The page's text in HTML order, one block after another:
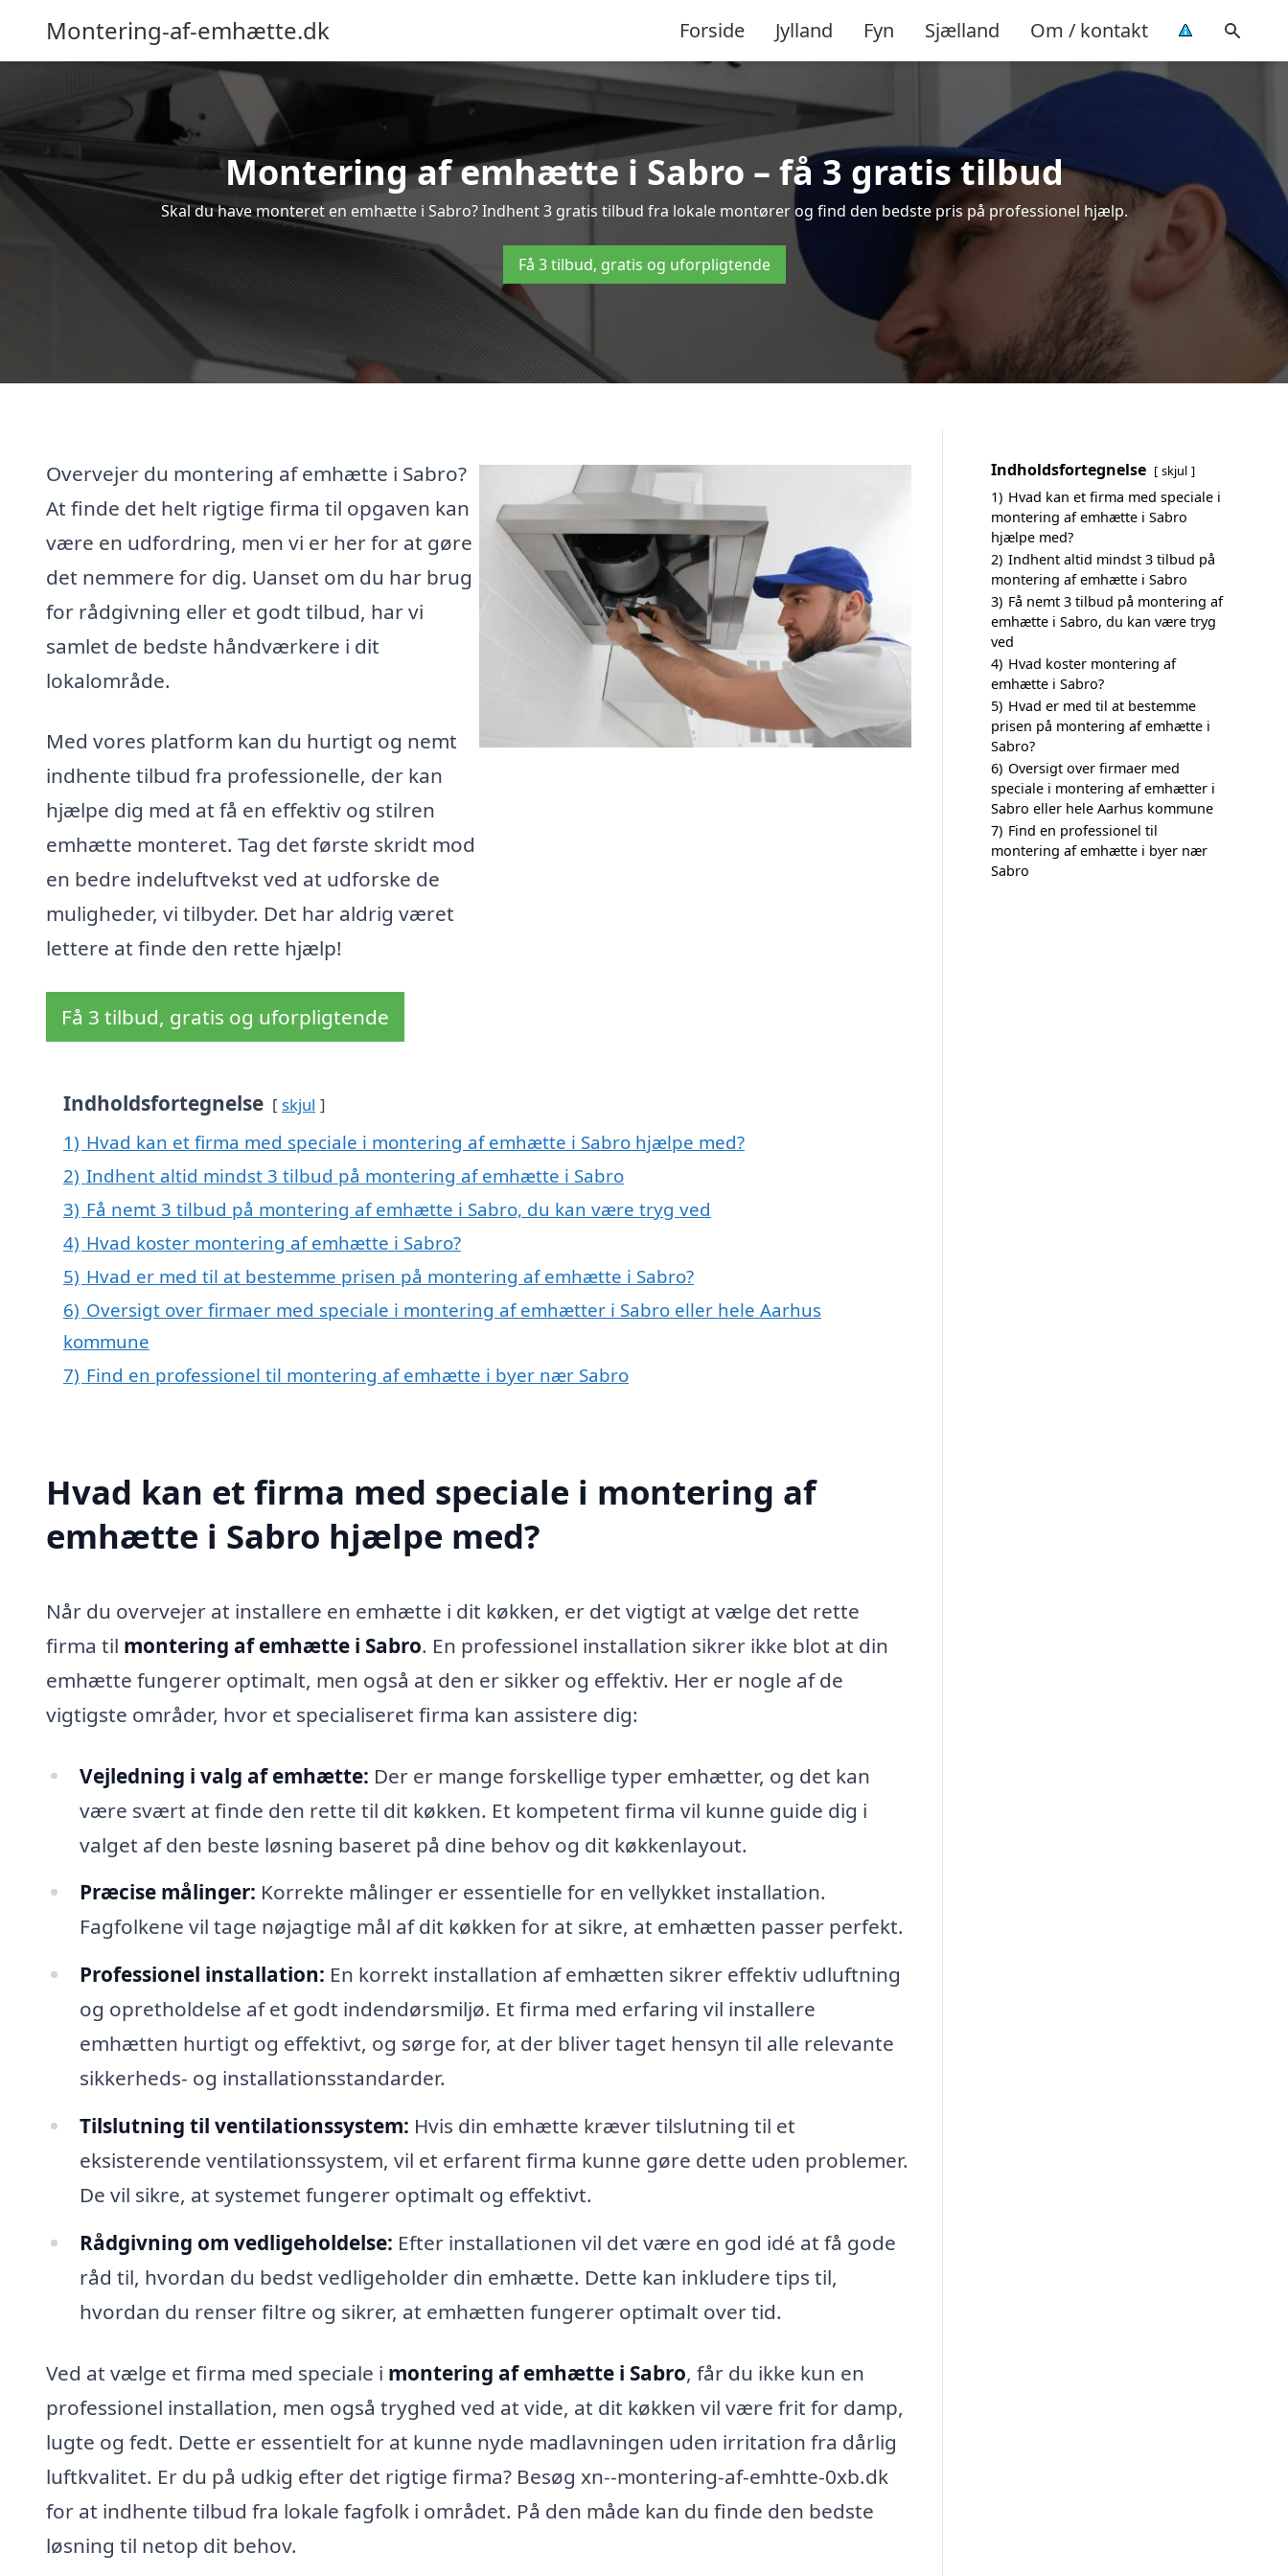
Montering-af-emhætte.dk Forside Jylland Fyn Sjælland Om / kontakt
Montering af emhætte i Sabro – få 3 gratis tilbud
Skal du have monteret en emhætte i Sabro? Indhent 3 gratis tilbud fra lokale montører og find den bedste pris på professionel hjælp.
Få 3 tilbud, gratis og uforpligtende
Overvejer du montering af emhætte i Sabro?
At finde det helt rigtige firma til opgaven kan
være en udfordring, men vi er her for at gøre
det nemmere for dig. Uanset om du har brug
for rådgivning eller et godt tilbud, har vi
samlet de bedste håndværkere i dit
lokalområde.
Med vores platform kan du hurtigt og nemt
indhente tilbud fra professionelle, der kan
hjælpe dig med at få en effektiv og stilren
emhætte monteret. Tag det første skridt mod
en bedre indeluftvekst ved at udforske de
muligheder, vi tilbyder. Det har aldrig været
lettere at finde den rette hjælp!
Få 3 tilbud, gratis og uforpligtende
Indholdsfortegnelse skjul
1) Hvad kan et firma med speciale i montering af emhætte i Sabro hjælpe med?
2) Indhent altid mindst 3 tilbud på montering af emhætte i Sabro
3) Få nemt 3 tilbud på montering af emhætte i Sabro, du kan være tryg ved
4) Hvad koster montering af emhætte i Sabro?
5) Hvad er med til at bestemme prisen på montering af emhætte i Sabro?
6) Oversigt over firmaer med speciale i montering af emhætter i Sabro eller hele Aarhus
kommune
7) Find en professionel til montering af emhætte i byer nær Sabro
Hvad kan et firma med speciale i montering af
emhætte i Sabro hjælpe med?
Når du overvejer at installere en emhætte i dit køkken, er det vigtigt at vælge det rette
firma til montering af emhætte i Sabro. En professionel installation sikrer ikke blot at din
emhætte fungerer optimalt, men også at den er sikker og effektiv. Her er nogle af de
vigtigste områder, hvor et specialiseret firma kan assistere dig:
Vejledning i valg af emhætte: Der er mange forskellige typer emhætter, og det kan
være svært at finde den rette til dit køkken. Et kompetent firma vil kunne guide dig i
valget af den beste løsning baseret på dine behov og dit køkkenlayout.
Præcise målinger: Korrekte målinger er essentielle for en vellykket installation.
Fagfolkene vil tage nøjagtige mål af dit køkken for at sikre, at emhætten passer perfekt.
Professionel installation: En korrekt installation af emhætten sikrer effektiv udluftning
og opretholdelse af et godt indendørsmiljø. Et firma med erfaring vil installere
emhætten hurtigt og effektivt, og sørge for, at der bliver taget hensyn til alle relevante
sikkerheds- og installationsstandarder.
Tilslutning til ventilationssystem: Hvis din emhætte kræver tilslutning til et
eksisterende ventilationssystem, vil et erfarent firma kunne gøre dette uden problemer.
De vil sikre, at systemet fungerer optimalt og effektivt.
Rådgivning om vedligeholdelse: Efter installationen vil det være en god idé at få gode
råd til, hvordan du bedst vedligeholder din emhætte. Dette kan inkludere tips til,
hvordan du renser filtre og sikrer, at emhætten fungerer optimalt over tid.
Ved at vælge et firma med speciale i montering af emhætte i Sabro, får du ikke kun en
professionel installation, men også tryghed ved at vide, at dit køkken vil være frit for damp,
lugte og fedt. Dette er essentielt for at kunne nyde madlavningen uden irritation fra dårlig
luftkvalitet. Er du på udkig efter det rigtige firma? Besøg xn--montering-af-emhtte-0xb.dk
for at indhente tilbud fra lokale fagfolk i området. På den måde kan du finde den bedste
løsning til netop dit behov.
Indholdsfortegnelse skjul
1) Hvad kan et firma med speciale i
montering af emhætte i Sabro
hjælpe med?
2) Indhent altid mindst 3 tilbud på
montering af emhætte i Sabro
3) Få nemt 3 tilbud på montering af
emhætte i Sabro, du kan være tryg
ved
4) Hvad koster montering af
emhætte i Sabro?
5) Hvad er med til at bestemme
prisen på montering af emhætte i
Sabro?
6) Oversigt over firmaer med
speciale i montering af emhætter i
Sabro eller hele Aarhus kommune
7) Find en professionel til
montering af emhætte i byer nær
Sabro